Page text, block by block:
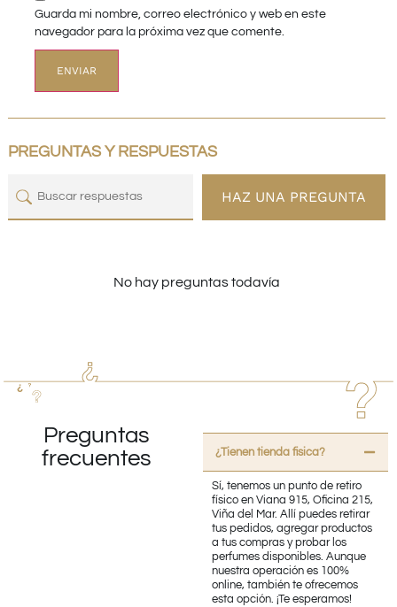
Guarda mi nombre, correo electrónico y web en este
navegador para la próxima vez que comente.
PREGUNTAS Y RESPUESTAS
HAZ UNA PREGUNTA
No hay preguntas todavía
Preguntas
frecuentes
¿Tienen tienda fisica?
Sí, tenemos un punto de retiro
físico en Viana 915, Oficina 215,
Viña del Mar. Allí puedes retirar
tus pedidos, agregar productos
a tus compras y probar los
perfumes disponibles. Aunque
nuestra operación es 100%
online, también te ofrecemos
esta opción. ¡Te esperamos!